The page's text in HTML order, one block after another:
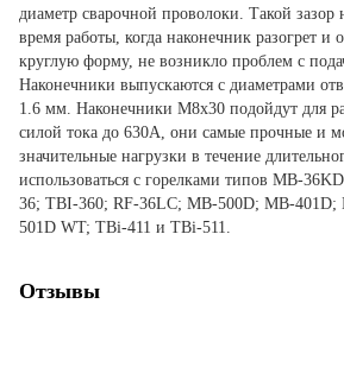
диаметр сварочной проволоки. Такой зазор
время работы, когда наконечник разогрет и
круглую форму, не возникло проблем с
Наконечники выпускаются с диаметрами
1.6 мм. Наконечники M8x30 подойдут для
силой тока до 630А, они самые прочные и
значительные нагрузки в течение
использоваться с горелками типов MB-
36; TBI-360; RF-36LC; MB-500D; МВ-
501D WT; TBi-411 и TBi-511.
Отзывы